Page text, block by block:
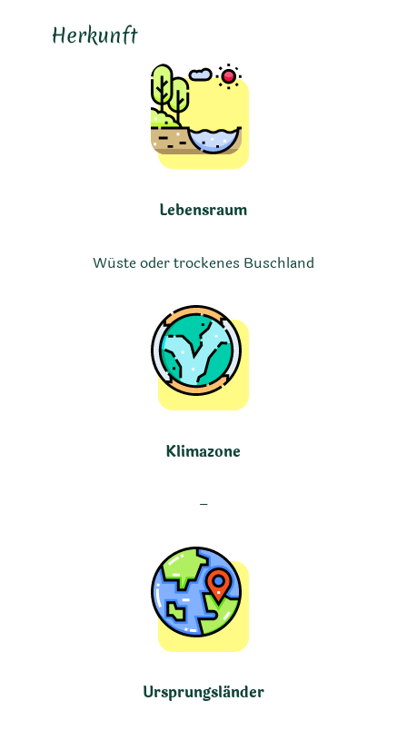
Herkunft
Lebensraum
Wüste oder trockenes Buschland
Klimazone
–
Ursprungsländer